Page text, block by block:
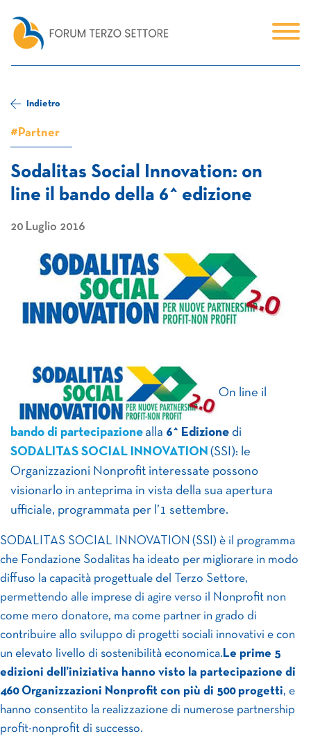
Indietro
#Partner
Sodalitas Social Innovation: on
line il bando della 6^ edizione
20 Luglio 2016
On line il
bando di partecipazione alla 6^ Edizione di
SODALITAS SOCIAL INNOVATION (SSI): le
Organizzazioni Nonprofit interessate possono
visionarlo in anteprima in vista della sua apertura
ufficiale, programmata per l’1 settembre.
SODALITAS SOCIAL INNOVATION (SSI) è il programma
che Fondazione Sodalitas ha ideato per migliorare in modo
diffuso la capacità progettuale del Terzo Settore,
permettendo alle imprese di agire verso il Nonprofit non
come mero donatore, ma come partner in grado di
contribuire allo sviluppo di progetti sociali innovativi e con
un elevato livello di sostenibilità economica. Le prime 5
edizioni dell’iniziativa hanno visto la partecipazione di
460 Organizzazioni Nonprofit con più di 500 progetti, e
hanno consentito la realizzazione di numerose partnership
profit-nonprofit di successo.